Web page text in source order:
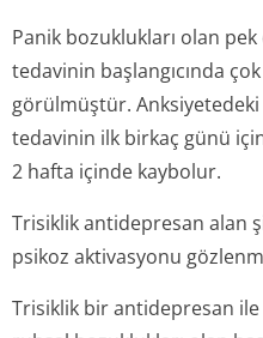
Panik bozuklukları olan
tedavinin başlangıcında
görülmüştür.
tedavinin ilk birkaç günü
2 hafta içinde kaybolur.
Trisiklik antidepresan alan
psikoz aktivasyonu
Trisiklik bir antidepresan